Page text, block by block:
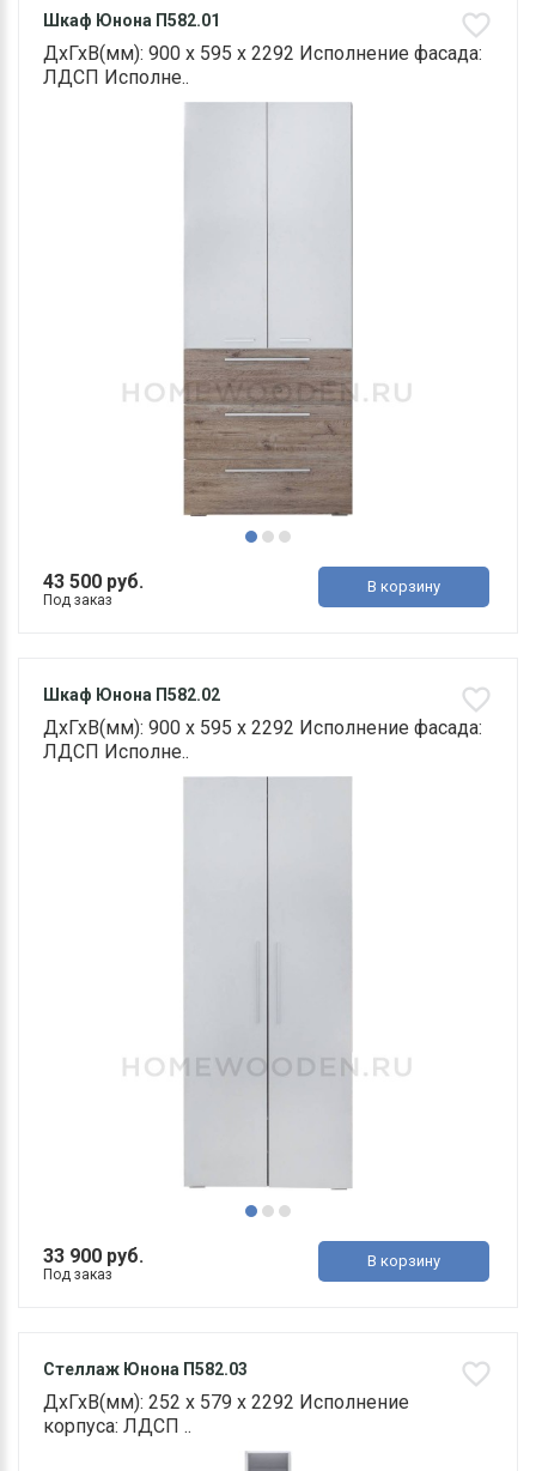
Шкаф Юнона П582.01
ДхГхВ(мм): 900 х 595 х 2292 Исполнение фасада:
ЛДСП Исполне..
43 500 руб.
Под заказ
В корзину
Шкаф Юнона П582.02
ДхГхВ(мм): 900 х 595 х 2292 Исполнение фасада:
ЛДСП Исполне..
33 900 руб.
Под заказ
В корзину
Стеллаж Юнона П582.03
ДхГхВ(мм): 252 х 579 х 2292 Исполнение
корпуса: ЛДСП ..